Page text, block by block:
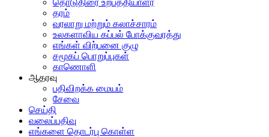
தொடுதிரை உற்பத்தியாளர்
தரம்
வரலாறு மற்றும் கலாச்சாரம்
உலகளாவிய கப்பல் போக்குவரத்து
எங்கள் விற்பனை குழு
சமூகப் பொறுப்புகள்
காணொளி
ஆதரவு
பதிவிறக்க மையம்
சேவை
செய்தி
வலைப்பதிவு
எங்களை தொடர்பு கொள்ள